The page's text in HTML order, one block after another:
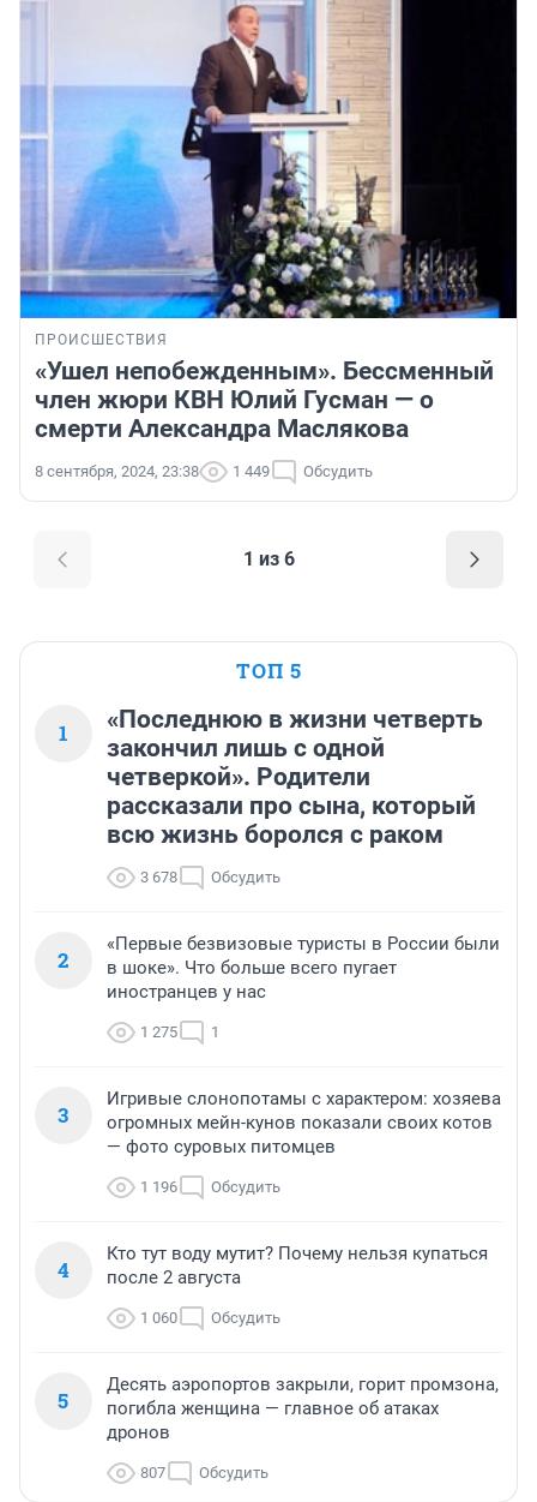
ПРОИСШЕСТВИЯ
«Ушел непобежденным». Бессменный
член жюри КВН Юлий Гусман — о
смерти Александра Маслякова
8 сентября, 2024, 23:38 1 449 Обсудить
1 из 6
ТОП 5
1
«Последнюю в жизни четверть
закончил лишь с одной
четверкой». Родители
рассказали про сына, который
всю жизнь боролся с раком
3 678 Обсудить
2
«Первые безвизовые туристы в России были
в шоке». Что больше всего пугает
иностранцев у нас
1 275 1
3
Игривые слонопотамы с характером: хозяева
огромных мейн-кунов показали своих котов
— фото суровых питомцев
1 196 Обсудить
4
Кто тут воду мутит? Почему нельзя купаться
после 2 августа
1 060 Обсудить
5
Десять аэропортов закрыли, горит промзона,
погибла женщина — главное об атаках
дронов
807 Обсудить